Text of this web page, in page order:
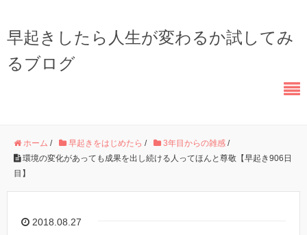
早起きしたら人生が変わるか試してみ
るブログ
ホーム / 早起きをはじめたら / 3年目からの雑感 /
環境の変化があっても成果を出し続ける人ってほんと尊敬【早起き906日
目】
2018.08.27